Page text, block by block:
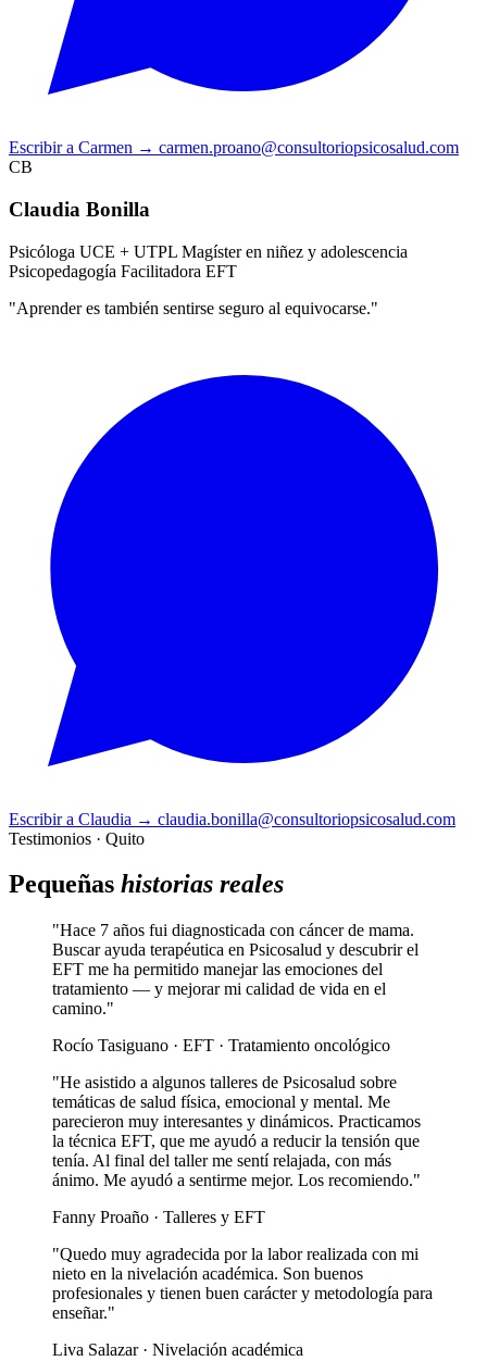
Escribir a Carmen → carmen.proano@consultoriopsicosalud.com
CB
Claudia Bonilla
Psicóloga UCE + UTPL Magíster en niñez y adolescencia
Psicopedagogía Facilitadora EFT
"Aprender es también sentirse seguro al equivocarse."
Escribir a Claudia → claudia.bonilla@consultoriopsicosalud.com
Testimonios · Quito
Pequeñas historias reales
"Hace 7 años fui diagnosticada con cáncer de mama.
Buscar ayuda terapéutica en Psicosalud y descubrir el
EFT me ha permitido manejar las emociones del
tratamiento — y mejorar mi calidad de vida en el
camino."
Rocío Tasiguano · EFT · Tratamiento oncológico
"He asistido a algunos talleres de Psicosalud sobre
temáticas de salud física, emocional y mental. Me
parecieron muy interesantes y dinámicos. Practicamos
la técnica EFT, que me ayudó a reducir la tensión que
tenía. Al final del taller me sentí relajada, con más
ánimo. Me ayudó a sentirme mejor. Los recomiendo."
Fanny Proaño · Talleres y EFT
"Quedo muy agradecida por la labor realizada con mi
nieto en la nivelación académica. Son buenos
profesionales y tienen buen carácter y metodología para
enseñar."
Liva Salazar · Nivelación académica